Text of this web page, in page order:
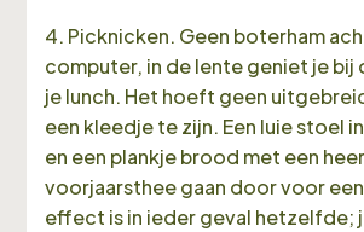
4. Picknicken. Geen boterham
computer, in de lente geniet je bij
je lunch. Het hoeft geen
een kleedje te zijn. Een luie stoel
en een plankje brood met een
voorjaarsthee gaan door voor
effect is in ieder geval hetzelfde;